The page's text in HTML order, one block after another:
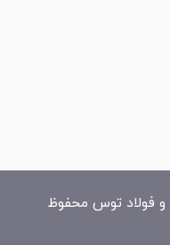
فولاد توس محفوظ